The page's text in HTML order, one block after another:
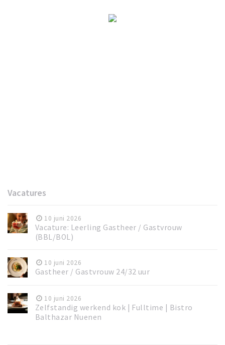
Vacatures
10 juni 2026
Vacature: Leerling Gastheer / Gastvrouw
(BBL/BOL)
10 juni 2026
Gastheer / Gastvrouw 24/32 uur
10 juni 2026
Zelfstandig werkend kok | Fulltime | Bistro
Balthazar Nuenen